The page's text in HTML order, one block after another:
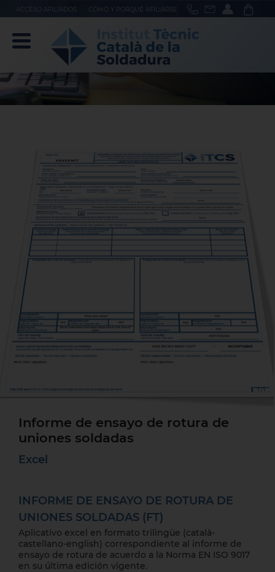
ACCÉSO AFILIADOS CÓMO Y PORQUÉ AFILIARSE
Informe de ensayo de rotura de
uniones soldadas
Excel
INFORME DE ENSAYO DE ROTURA DE
UNIONES SOLDADAS (FT)
Aplicativo excel en formato trilingüe (català-
castellano-english) correspondiente al informe de
ensayo de rotura de acuerdo a la Norma EN ISO 9017
en su última edición vigente.